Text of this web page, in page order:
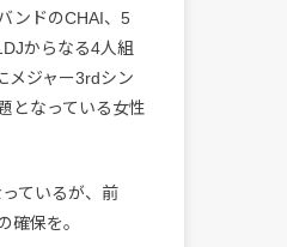
ンドのCHAI、5
からなる4人組
メジャー3rdシン
となっている女性
ているが、前
確保を。